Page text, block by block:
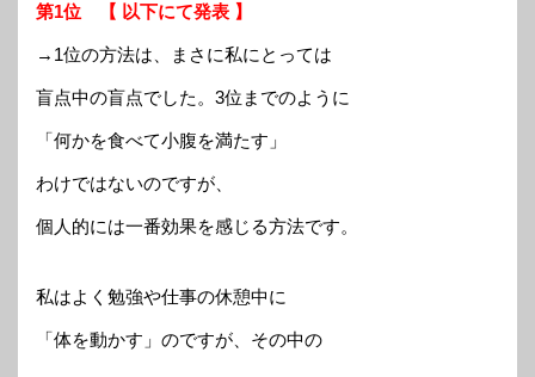
第1位 【 以下にて発表 】
→1位の方法は、まさに私にとっては
盲点中の盲点でした。3位までのように
「何かを食べて小腹を満たす」
わけではないのですが、
個人的には一番効果を感じる方法です。
私はよく勉強や仕事の休憩中に
「体を動かす」のですが、その中の